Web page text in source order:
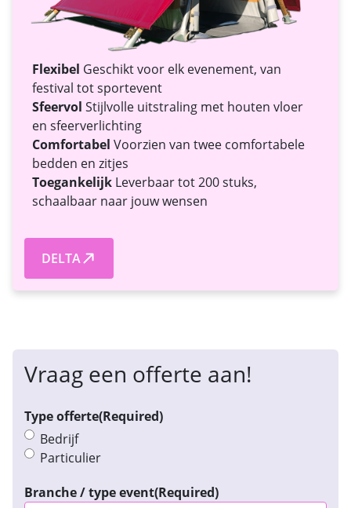
Flexibel Geschikt voor elk evenement, van
festival tot sportevent
Sfeervol Stijlvolle uitstraling met houten vloer
en sfeerverlichting
Comfortabel Voorzien van twee comfortabele
bedden en zitjes
Toegankelijk Leverbaar tot 200 stuks,
schaalbaar naar jouw wensen
DELTA
Vraag een offerte aan!
Type offerte(Required)
Bedrijf
Particulier
Branche / type event(Required)